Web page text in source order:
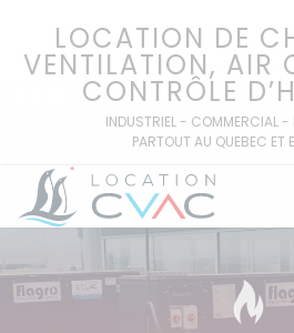
contenu
LOCATION DE
VENTILATION, AIR
CONTRÔLE
INDUSTRIEL - COMMERCIAL -
PARTOUT AU QUEBEC ET